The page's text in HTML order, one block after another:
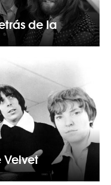
de la
Velvet